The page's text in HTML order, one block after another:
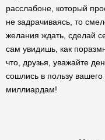
расслабоне, который
не задрачиваясь, то
желания ждать, сделай
сам увидишь, как
что, друзья, уважайте
сошлись в пользу
миллиардам!